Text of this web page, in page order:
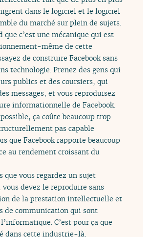
dans le logiciel et le logiciel
du marché sur plein de sujets.
que c’est une mécanique qui est
même de cette
de construire Facebook sans
technologie. Prenez des gens qui
publics et des coursiers, qui
messages, et vous reproduisez
informationnelle de Facebook.
possible, ça coûte beaucoup trop
pas capable
que Facebook rapporte beaucoup
au rendement croissant du
que vous regardez un sujet
vous devez le reproduire sans
de la prestation intellectuelle et
de communication qui sont
C’est pour ça que
dans cette industrie-là.